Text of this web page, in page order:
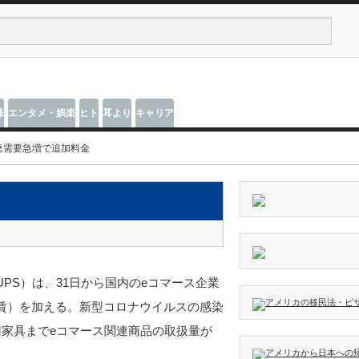
エンタメ・娯楽 ヒト 耳より キャリア
要急増で追加料金
）は、31日から国内のeコマース企業
を加える。新型コロナウイルスの感染
具までeコマース関連商品の取扱量が